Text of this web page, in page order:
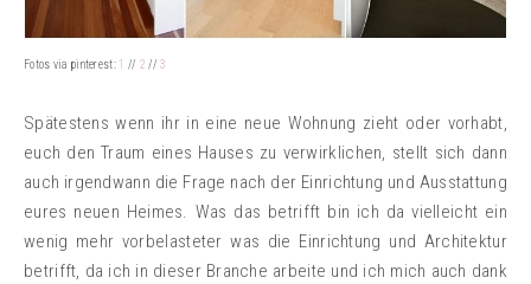
Fotos via pinterest: 1 // 2 //3
Spätestens wenn ihr in eine neue Wohnung zieht oder vorhabt,
euch den Traum eines Hauses zu verwirklichen, stellt sich dann
auch irgendwann die Frage nach der Einrichtung und Ausstattung
eures neuen Heimes. Was das betrifft bin ich da vielleicht ein
wenig mehr vorbelasteter was die Einrichtung und Architektur
betrifft, da ich in dieser Branche arbeite und ich mich auch dank